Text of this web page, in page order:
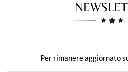
Per rimanere aggiornato